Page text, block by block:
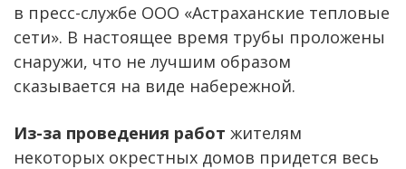
в пресс-службе ООО «Астраханские тепловые
сети». В настоящее время трубы проложены
снаружи, что не лучшим образом
сказывается на виде набережной.
Из-за проведения работ жителям
некоторых окрестных домов придется весь